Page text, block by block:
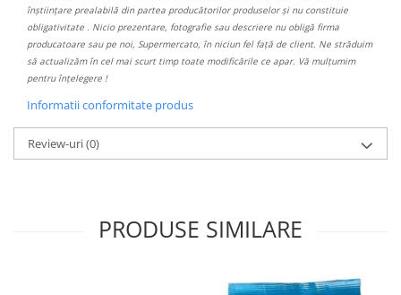
înștiințare prealabilă din partea producătorilor produselor și nu constituie
obligativitate . Nicio prezentare, fotografie sau descriere nu obligă firma
producatoare sau pe noi, Supermercato, în niciun fel față de client. Ne străduim
să actualizăm în cel mai scurt timp toate modificările ce apar. Vă mulțumim
pentru înțelegere !
Informatii conformitate produs
Review-uri(0)
PRODUSE SIMILARE